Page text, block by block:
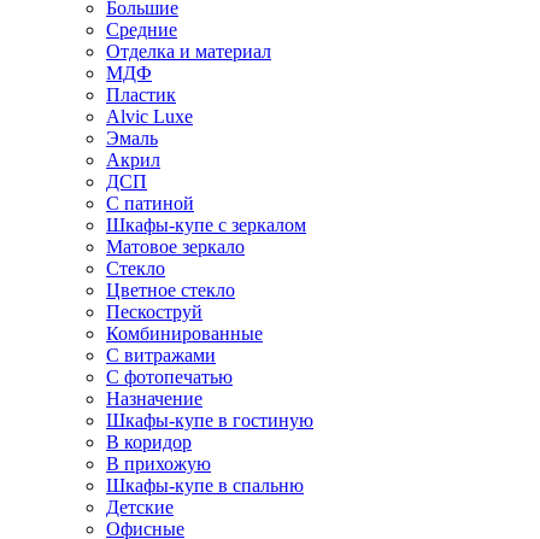
Большие
Средние
Отделка и материал
МДФ
Пластик
Alvic Luxe
Эмаль
Акрил
ДСП
С патиной
Шкафы-купе с зеркалом
Матовое зеркало
Стекло
Цветное стекло
Пескоструй
Комбинированные
С витражами
С фотопечатью
Назначение
Шкафы-купе в гостиную
В коридор
В прихожую
Шкафы-купе в спальню
Детские
Офисные